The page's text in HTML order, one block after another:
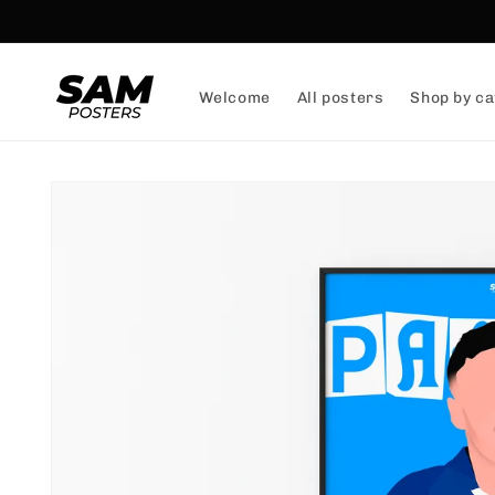
Welcome All posters Shop by